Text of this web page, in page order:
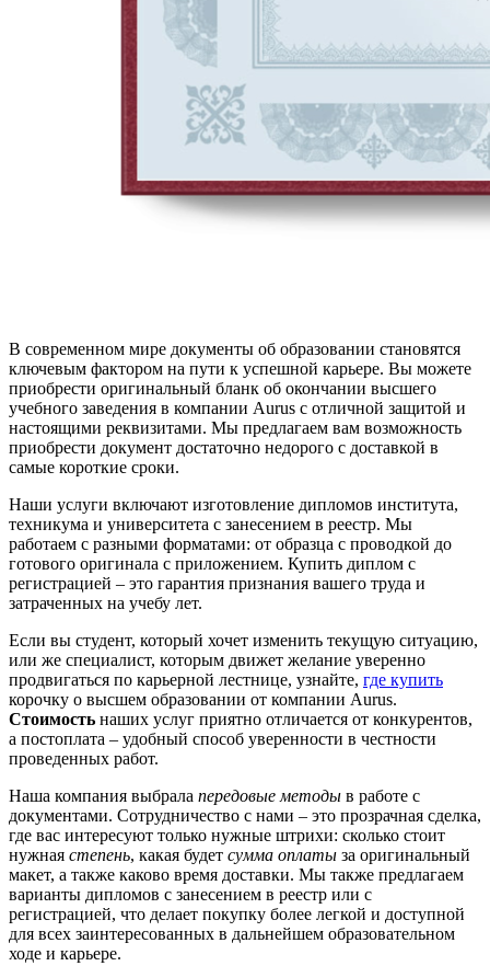
В современном мире документы об образовании становятся
ключевым фактором на пути к успешной карьере. Вы можете
приобрести оригинальный бланк об окончании высшего
учебного заведения в компании Aurus с отличной защитой и
настоящими реквизитами. Мы предлагаем вам возможность
приобрести документ достаточно недорого с доставкой в
самые короткие сроки.
Наши услуги включают изготовление дипломов института,
техникума и университета с занесением в реестр. Мы
работаем с разными форматами: от образца с проводкой до
готового оригинала с приложением. Купить диплом с
регистрацией – это гарантия признания вашего труда и
затраченных на учебу лет.
Если вы студент, который хочет изменить текущую ситуацию,
или же специалист, которым движет желание уверенно
продвигаться по карьерной лестнице, узнайте, где купить
корочку о высшем образовании от компании Aurus.
Стоимость наших услуг приятно отличается от конкурентов,
а постоплата – удобный способ уверенности в честности
проведенных работ.
Наша компания выбрала передовые методы в работе с
документами. Сотрудничество с нами – это прозрачная сделка,
где вас интересуют только нужные штрихи: сколько стоит
нужная степень, какая будет сумма оплаты за оригинальный
макет, а также каково время доставки. Мы также предлагаем
варианты дипломов с занесением в реестр или с
регистрацией, что делает покупку более легкой и доступной
для всех заинтересованных в дальнейшем образовательном
ходе и карьере.